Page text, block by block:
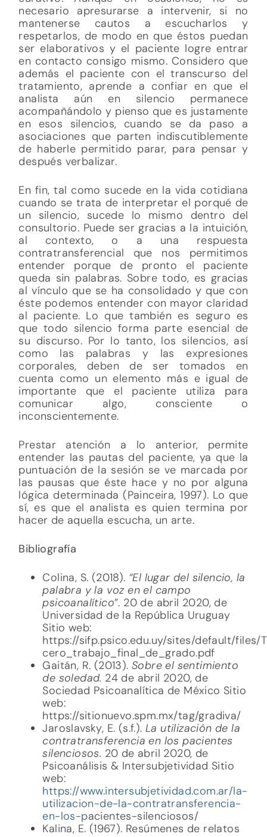
necesario apresurarse a intervenir, si no
mantenerse cautos a escucharlos y
respetarlos, de modo en que éstos puedan
ser elaborativos y el paciente logre entrar
en contacto consigo mismo. Considero que
además el paciente con el transcurso del
tratamiento, aprende a confiar en que el
analista aún en silencio permanece
acompañándolo y pienso que es justamente
en esos silencios, cuando se da paso a
asociaciones que parten indiscutiblemente
de haberle permitido parar, para pensar y
después verbalizar.
En fin, tal como sucede en la vida cotidiana
cuando se trata de interpretar el porqué de
un silencio, sucede lo mismo dentro del
consultorio. Puede ser gracias a la intuición,
al contexto, o a una respuesta
contratransferencial que nos permitimos
entender porque de pronto el paciente
queda sin palabras. Sobre todo, es gracias
al vínculo que se ha consolidado y que con
éste podemos entender con mayor claridad
al paciente. Lo que también es seguro es
que todo silencio forma parte esencial de
su discurso. Por lo tanto, los silencios, así
como las palabras y las expresiones
corporales, deben de ser tomados en
cuenta como un elemento más e igual de
importante que el paciente utiliza para
comunicar algo, consciente o
inconscientemente.
Prestar atención a lo anterior, permite
entender las pautas del paciente, ya que la
puntuación de la sesión se ve marcada por
las pausas que éste hace y no por alguna
lógica determinada (Painceira, 1997). Lo que
sí, es que el analista es quien termina por
hacer de aquella escucha, un arte.
Bibliografía
Colina, S. (2018). “El lugar del silencio, la
palabra y la voz en el campo
psicoanalítico”. 20 de abril 2020, de
Universidad de la República Uruguay
Sitio web:
https://sifp.psico.edu.uy/sites/default/files/
cero_trabajo_final_de_grado.pdf
Gaitán, R. (2013). Sobre el sentimiento
de soledad. 24 de abril 2020, de
Sociedad Psicoanalítica de México Sitio
web:
https://sitionuevo.spm.mx/tag/gradiva/
Jaroslavsky, E. (s.f.). La utilización de la
contratransferencia en los pacientes
silenciosos. 20 de abril 2020, de
Psicoanálisis & Intersubjetividad Sitio
web:
https://www.intersubjetividad.com.ar/la-
utilizacion-de-la-contratransferencia-
en-los-pacientes-silenciosos/
Kalina, E. (1967). Resúmenes de relatos